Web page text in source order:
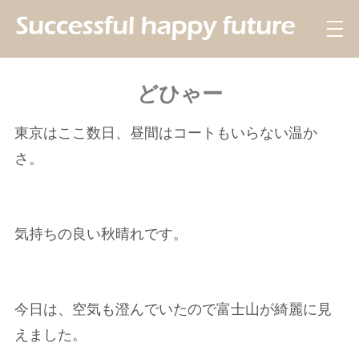
どひゃー
東京はここ数日、昼間はコートもいらない温か
さ。
気持ちの良い秋晴れです。
今日は、空気も澄んでいたので富士山が綺麗に見
えました。